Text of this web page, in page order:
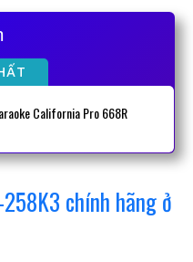
California Pro 668R
chính hãng ở